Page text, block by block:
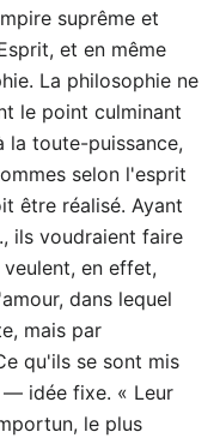
suprême et
et en même
La philosophie ne
le point culminant
la toute-puissance,
selon l'esprit
être réalisé. Ayant
ils voudraient faire
en effet,
dans lequel
mais par
qu'ils se sont mis
— idée fixe. « Leur
le plus